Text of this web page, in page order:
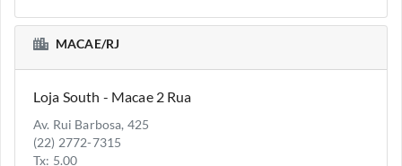
MACAE/RJ
Loja South - Macae 2 Rua
Av. Rui Barbosa, 425
(22) 2772-7315
Tx: 5.00